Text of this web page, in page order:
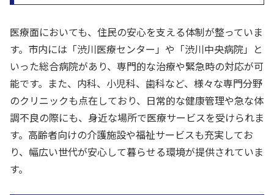
医療面においても、住民の安心を支える体制が整っていま
す。市内には「渋川医療センター」や「渋川中央病院」と
いった総合病院があり、専門的な治療や緊急時の対応が可
能です。また、内科、小児科、歯科など、様々な専門分野
のクリニックも点在しており、日常的な健康管理や急な体
調不良の際にも、身近な場所で医療サービスを受けられま
す。高齢者向けの介護施設や福祉サービスも充実してお
り、幅広い世代が安心して暮らせる環境が提供されていま
す。